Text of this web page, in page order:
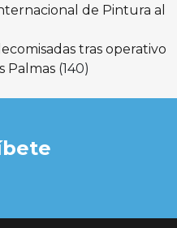
de Pintura al
tras operativo
Palmas (140)